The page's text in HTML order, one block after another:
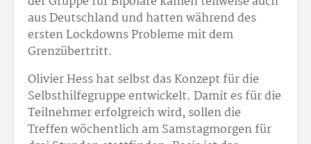
aus Deutschland und hatten während des
ersten Lockdowns Probleme mit dem
Grenzübertritt.
Olivier Hess hat selbst das Konzept für die
Selbsthilfegruppe entwickelt. Damit es für die
Teilnehmer erfolgreich wird, sollen die
Treffen wöchentlich am Samstagmorgen für